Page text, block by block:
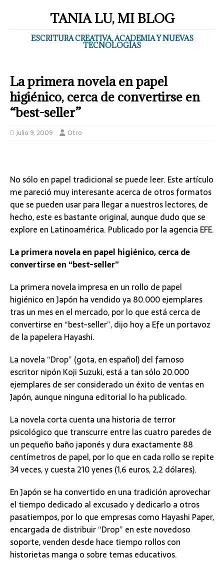
TANIA LU, MI BLOG
ESCRITURA CREATIVA, ACADEMIA Y NUEVAS
TECNOLOGÍAS
La primera novela en papel
higiénico, cerca de convertirse en
“best-seller”
julio 9, 2009 Otro
No sólo en papel tradicional se puede leer. Este artículo
me pareció muy interesante acerca de otros formatos
que se pueden usar para llegar a nuestros lectores, de
hecho, este es bastante original, aunque dudo que se
explore en Latinoamérica. Publicado por la agencia EFE.
La primera novela en papel higiénico, cerca de
convertirse en “best-seller”
La primera novela impresa en un rollo de papel
higiénico en Japón ha vendido ya 80.000 ejemplares
tras un mes en el mercado, por lo que está cerca de
convertirse en “best-seller”, dijo hoy a Efe un portavoz
de la papelera Hayashi.
La novela “Drop” (gota, en español) del famoso
escritor nipón Koji Suzuki, está a tan sólo 20.000
ejemplares de ser considerado un éxito de ventas en
Japón, aunque ninguna editorial lo ha publicado.
La novela corta cuenta una historia de terror
psicológico que transcurre entre las cuatro paredes de
un pequeño baño japonés y dura exactamente 88
centímetros de papel, por lo que en cada rollo se repite
34 veces, y cuesta 210 yenes (1,6 euros, 2,2 dólares).
En Japón se ha convertido en una tradición aprovechar
el tiempo dedicado al excusado y dedicarlo a otros
pasatiempos, por lo que empresas como Hayashi Paper,
encargada de distribuir “Drop” en este novedoso
soporte, venden desde hace tiempo rollos con
historietas manga o sobre temas educativos.